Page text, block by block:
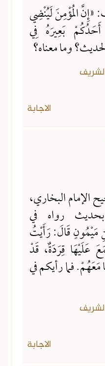
المُؤْمِنَ لَيُنْضِي
بَعِيرَهُ فِي
وما معناه؟
الاجابة
البخاري،
رواه في
قَالَ: رَأَيْتُ
عَلَيْهَا قِرَدَةٌ، قَدْ
فما رأيكم في
الاجابة